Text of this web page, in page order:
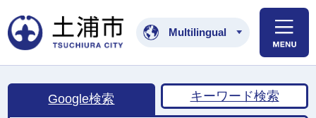
土浦市公式ホームペ
Multilingual
Google検索 キーワード検索